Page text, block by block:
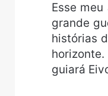
Esse
grande
histórias
guiará